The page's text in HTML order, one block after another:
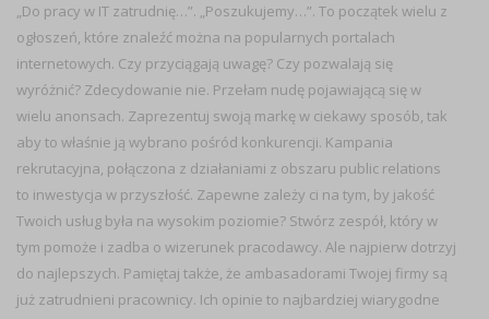
„Do pracy w IT zatrudnię…”. „Poszukujemy…”. To początek wielu z
ogłoszeń, które znaleźć można na popularnych portalach
internetowych. Czy przyciągają uwagę? Czy pozwalają się
wyróżnić? Zdecydowanie nie. Przełam nudę pojawiającą się w
wielu anonsach. Zaprezentuj swoją markę w ciekawy sposób, tak
aby to właśnie ją wybrano pośród konkurencji. Kampania
rekrutacyjna, połączona z działaniami z obszaru public relations
to inwestycja w przyszłość. Zapewne zależy ci na tym, by jakość
Twoich usług była na wysokim poziomie? Stwórz zespół, który w
tym pomoże i zadba o wizerunek pracodawcy. Ale najpierw dotrzyj
do najlepszych. Pamiętaj także, że ambasadorami Twojej firmy są
już zatrudnieni pracownicy. Ich opinie to najbardziej wiarygodne